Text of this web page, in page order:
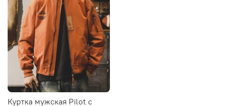
Куртка мужская Pilot c